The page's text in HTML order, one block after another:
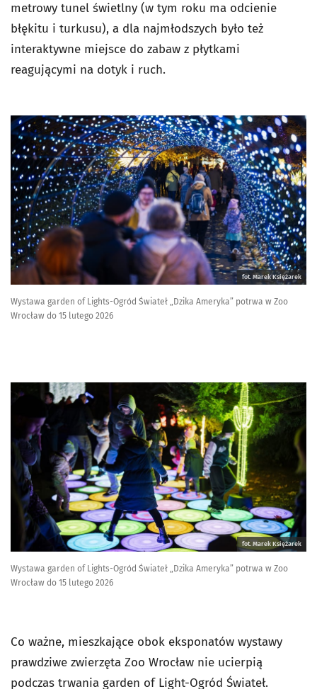
metrowy tunel świetlny (w tym roku ma odcienie
błękitu i turkusu), a dla najmłodszych było też
interaktywne miejsce do zabaw z płytkami
reagującymi na dotyk i ruch.
fot. Marek Księżarek
Wystawa garden of Lights-Ogród Świateł „Dzika Ameryka” potrwa w Zoo
Wrocław do 15 lutego 2026
fot. Marek Księżarek
Wystawa garden of Lights-Ogród Świateł „Dzika Ameryka” potrwa w Zoo
Wrocław do 15 lutego 2026
Co ważne, mieszkające obok eksponatów wystawy
prawdziwe zwierzęta Zoo Wrocław nie ucierpią
podczas trwania garden of Light-Ogród Świateł.